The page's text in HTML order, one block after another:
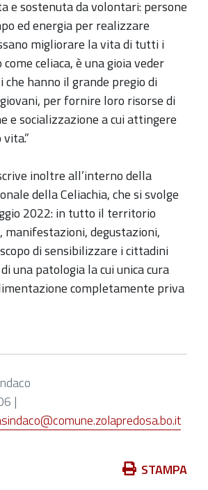
e sostenuta da volontari: persone
ed energia per realizzare
migliorare la vita di tutti i
celiaca, è una gioia veder
hanno il grande pregio di
per fornire loro risorse di
e socializzazione a cui attingere
inoltre all’interno della
della Celiachia, che si svolge
2022: in tutto il territorio
degustazioni,
di sensibilizzare i cittadini
una patologia la cui unica cura
completamente priva
|
STAMPA